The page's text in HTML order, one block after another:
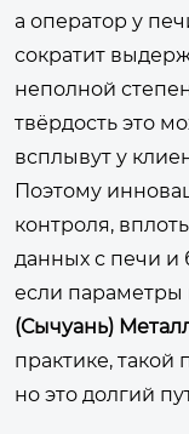
а оператор у
сократит
неполной
твёрдость это
всплывут у
Поэтому
контроля,
данных с печи и
если
(Сычуань)
практике, такой
но это долгий